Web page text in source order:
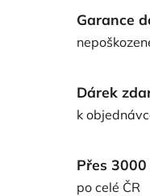
Garance
Dárek
k
Přes
po celé ČR